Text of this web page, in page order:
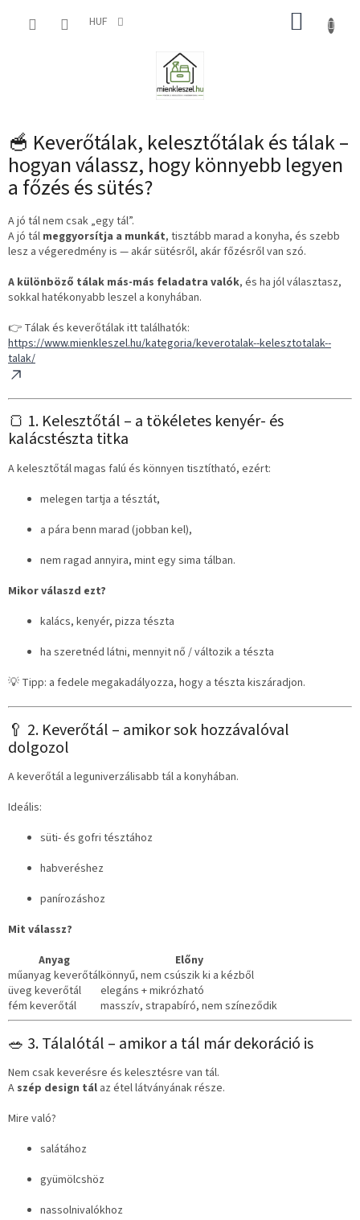
HUF KOSÁR
🥣 Keverőtálak, kelesztőtálak és tálak –
hogyan válassz, hogy könnyebb legyen
a főzés és sütés?
A jó tál nem csak „egy tál”.
A jó tál meggyorsítja a munkát, tisztább marad a konyha, és szebb
lesz a végeredmény is — akár sütésről, akár főzésről van szó.
A különböző tálak más-más feladatra valók, és ha jól választasz,
sokkal hatékonyabb leszel a konyhában.
👉 Tálak és keverőtálak itt találhatók:
https://www.mienkleszel.hu/kategoria/keverotalak--kelesztotalak--
talak/
🍞 1. Kelesztőtál – a tökéletes kenyér- és
kalácstészta titka
A kelesztőtál magas falú és könnyen tisztítható, ezért:
melegen tartja a tésztát,
a pára benn marad (jobban kel),
nem ragad annyira, mint egy sima tálban.
Mikor válaszd ezt?
kalács, kenyér, pizza tészta
ha szeretnéd látni, mennyit nő / változik a tészta
💡 Tipp: a fedele megakadályozza, hogy a tészta kiszáradjon.
🥄 2. Keverőtál – amikor sok hozzávalóval
dolgozol
A keverőtál a leguniverzálisabb tál a konyhában.
Ideális:
süti- és gofri tésztához
habveréshez
panírozáshoz
Mit válassz?
Anyag
Előny
műanyag keverőtálkönnyű, nem csúszik ki a kézből
üveg keverőtál
elegáns + mikrózható
fém keverőtál
masszív, strapabíró, nem színeződik
🥗 3. Tálalótál – amikor a tál már dekoráció is
Nem csak keverésre és kelesztésre van tál.
A szép design tál az étel látványának része.
Mire való?
salátához
gyümölcshöz
nassolnivalókhoz